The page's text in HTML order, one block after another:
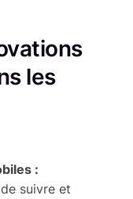
les
:
suivre et